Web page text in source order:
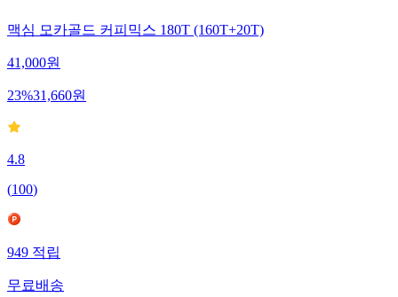
맥심 모카골드 커피믹스 180T (160T+20T)
41,000원
23%31,660원
4.8
(100)
949적립
무료배송